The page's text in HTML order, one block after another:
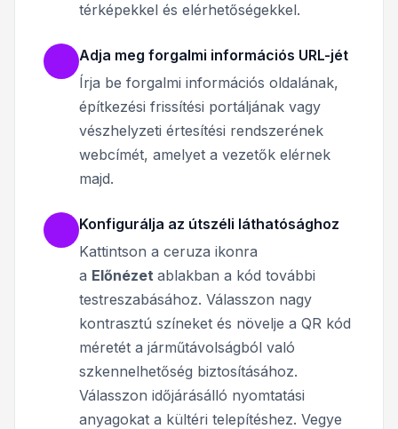
térképekkel és elérhetőségekkel.
Adja meg forgalmi információs URL-jét
Írja be forgalmi információs oldalának,
építkezési frissítési portáljának vagy
vészhelyzeti értesítési rendszerének
webcímét, amelyet a vezetők elérnek
majd.
Konfigurálja az útszéli láthatósághoz
Kattintson a ceruza ikonra
a Előnézet ablakban a kód további
testreszabásához. Válasszon nagy
kontrasztú színeket és növelje a QR kód
méretét a járműtávolságból való
szkennelhetőség biztosításához.
Válasszon időjárásálló nyomtatási
anyagokat a kültéri telepítéshez. Vegye